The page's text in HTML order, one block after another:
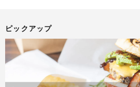
ピックアップ